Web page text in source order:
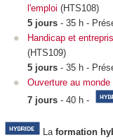
l'emploi (HTS108)
5 jours - 35 h -
Handicap et
(HTS109)
5 jours - 35 h -
Ouverture au monde
7 jours - 40 h -
La formation